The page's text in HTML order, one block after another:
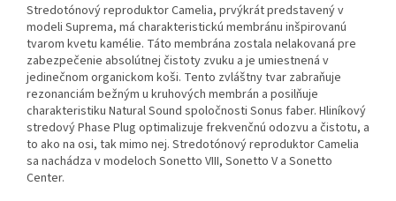
Stredotónový reproduktor Camelia, prvýkrát predstavený v
modeli Suprema, má charakteristickú membránu inšpirovanú
tvarom kvetu kamélie. Táto membrána zostala nelakovaná pre
zabezpečenie absolútnej čistoty zvuku a je umiestnená v
jedinečnom organickom koši. Tento zvláštny tvar zabraňuje
rezonanciám bežným u kruhových membrán a posilňuje
charakteristiku Natural Sound spoločnosti Sonus faber. Hliníkový
stredový Phase Plug optimalizuje frekvenčnú odozvu a čistotu, a
to ako na osi, tak mimo nej. Stredotónový reproduktor Camelia
sa nachádza v modeloch Sonetto VIII, Sonetto V a Sonetto
Center.